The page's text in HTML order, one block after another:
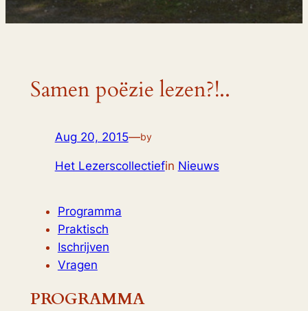
Samen poëzie lezen?!..
Aug 20, 2015—by
Het Lezerscollectiefin Nieuws
Programma
Praktisch
Ischrijven
Vragen
PROGRAMMA